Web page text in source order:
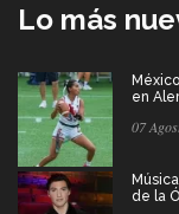
Lo más
en
07
de la